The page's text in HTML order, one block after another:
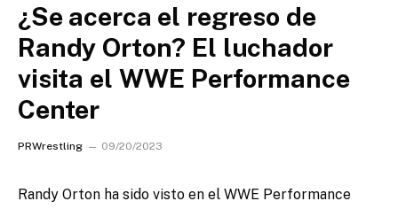
¿Se acerca el regreso de
Randy Orton? El luchador
visita el WWE Performance
Center
PRWrestling 09/20/2023
Randy Orton ha sido visto en el WWE Performance